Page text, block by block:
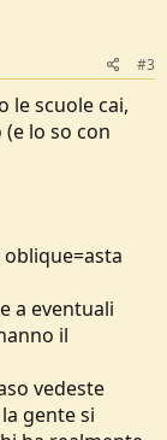
#3
le scuole cai,
(e lo so con
oblique=asta
a eventuali
il
vedeste
gente si